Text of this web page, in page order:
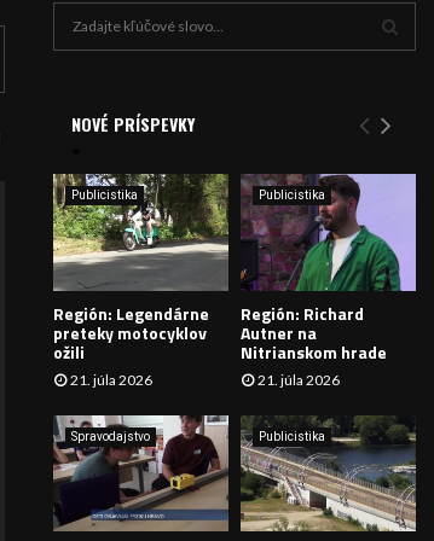
e
:
Y
H
A
Á
V
A
N
NOVÉ PRÍSPEVKY
Publicistika
Región: Legendárne
preteky motocyklov
ožili
21. júla 2026
Publicistika
Región: Richard
Autner na
Nitrianskom hrade
21. júla 2026
Spravodajstvo Publicistika